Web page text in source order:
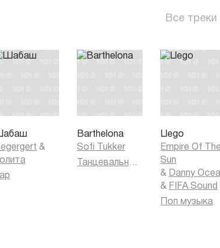
Все треки
&
Barthelona
Sofi Tukker
Танцевальная музыка
Llego
Empire Of
Sun
&
Danny
& FIFA Sound
Поп музыка